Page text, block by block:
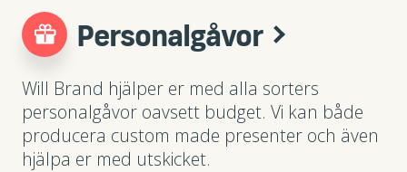
Personalgåvor
Will Brand hjälper er med alla sorters
personalgåvor oavsett budget. Vi kan både
producera custom made presenter och även
hjälpa er med utskicket.